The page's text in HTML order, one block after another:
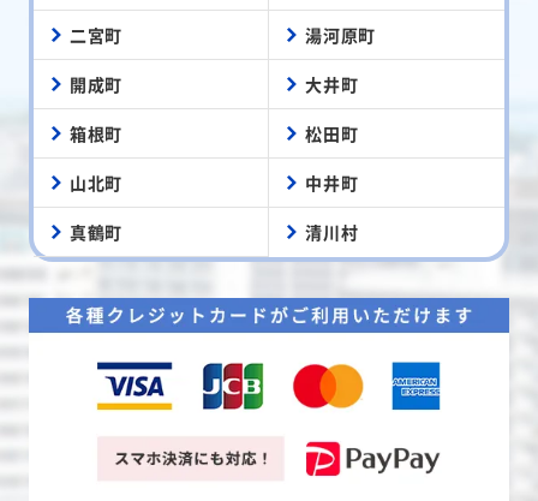
二宮町 湯河原町
開成町 大井町
箱根町 松田町
山北町 中井町
真鶴町 清川村